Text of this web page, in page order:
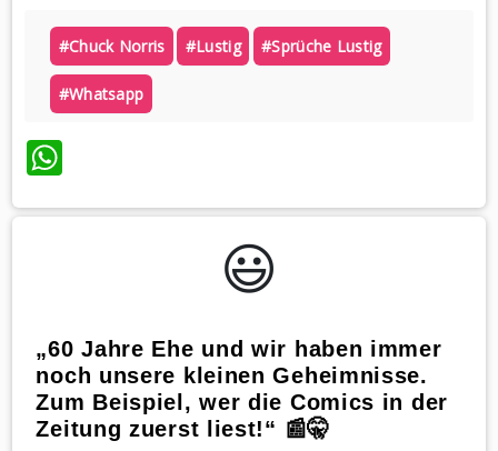
#chuck Norris #lustig #sprüche Lustig
#whatsapp
WhatsApp
😃️
„60 Jahre Ehe und wir haben immer
noch unsere kleinen Geheimnisse.
Zum Beispiel, wer die Comics in der
Zeitung zuerst liest!“ 📰🤫